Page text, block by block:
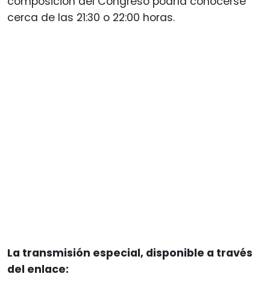
cerca de las 21:30 o 22:00 horas.
La transmisión especial, disponible a través
del enlace: